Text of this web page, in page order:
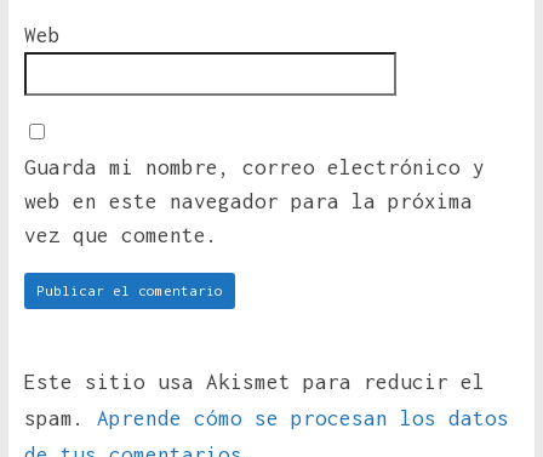
Web
Guarda mi nombre, correo electrónico y
web en este navegador para la próxima
vez que comente.
Este sitio usa Akismet para reducir el
spam. Aprende cómo se procesan los datos